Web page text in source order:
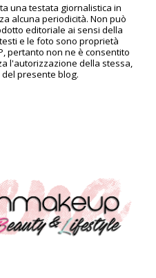
una testata giornalistica in
alcuna periodicità. Non può
editoriale ai sensi della
e le foto sono proprietà
pertanto non ne è consentito
l'autorizzazione della stessa,
presente blog.